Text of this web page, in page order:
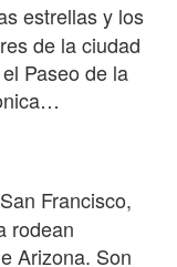
estrellas y los
de la ciudad
Paseo de la
Francisco,
rodean
Arizona. Son